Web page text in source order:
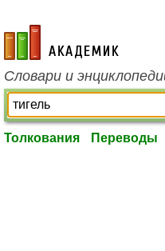
academic.ru
Словари и
Толкования Переводы